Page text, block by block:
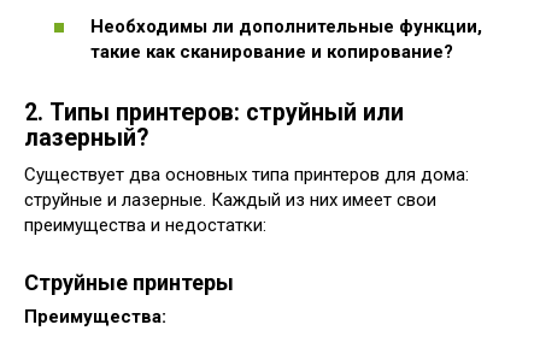
Необходимы ли дополнительные функции,
такие как сканирование и копирование?
2. Типы принтеров: струйный или
лазерный?
Существует два основных типа принтеров для дома:
струйные и лазерные. Каждый из них имеет свои
преимущества и недостатки:
Струйные принтеры
Преимущества: